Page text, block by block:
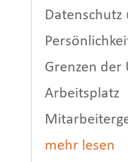
Datenschutz
Grenzen der
Arbeitsplatz
mehr lesen